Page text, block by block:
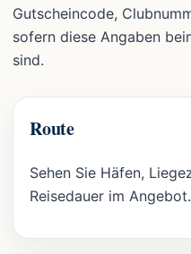
Gutscheincode,
sofern diese Angaben
sind.
Route
Sehen Sie Häfen,
Reisedauer im Angebot.